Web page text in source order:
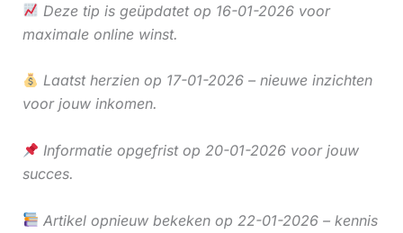
Deze tip is geüpdatet op 16-01-2026 voor
maximale online winst.
Laatst herzien op 17-01-2026 – nieuwe inzichten
voor jouw inkomen.
Informatie opgefrist op 20-01-2026 voor jouw
succes.
Artikel opnieuw bekeken op 22-01-2026 – kennis